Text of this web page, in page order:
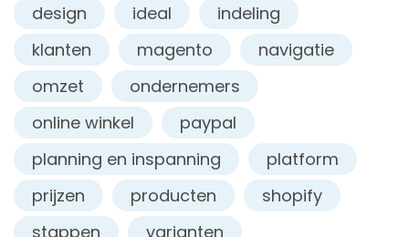
design
ideal
indeling
klanten
magento
navigatie
omzet
ondernemers
online winkel
paypal
planning en inspanning
platform
prijzen
producten
shopify
stappen
varianten